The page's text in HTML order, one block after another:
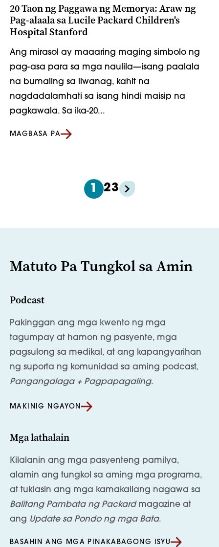
20 Taon ng Paggawa ng Memorya: Araw ng
Pag-alaala sa Lucile Packard Children's
Hospital Stanford
Ang mirasol ay maaaring maging simbolo ng
pag-asa para sa mga naulila—isang paalala
na bumaling sa liwanag, kahit na
nagdadalamhati sa isang hindi maisip na
pagkawala. Sa ika-20...
MAGBASA PA
1 23
Matuto Pa Tungkol sa Amin
Podcast
Pakinggan ang mga kwento ng mga
tagumpay at hamon ng pasyente, mga
pagsulong sa medikal, at ang kapangyarihan
ng suporta ng komunidad sa aming podcast,
Pangangalaga + Pagpapagaling.
MAKINIG NGAYON
Mga lathalain
Kilalanin ang mga pasyenteng pamilya,
alamin ang tungkol sa aming mga programa,
at tuklasin ang mga kamakailang nagawa sa
Balitang Pambata ng Packard magazine at
ang Update sa Pondo ng mga Bata.
BASAHIN ANG MGA PINAKABAGONG ISYU